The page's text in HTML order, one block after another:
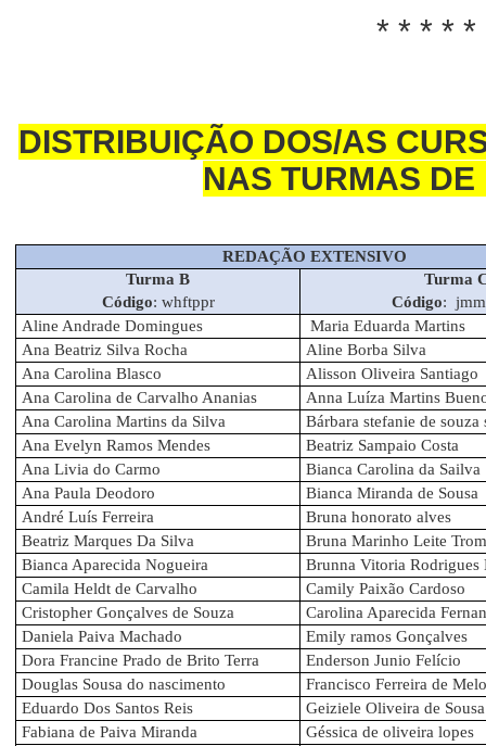
* * * * *
DISTRIBUIÇÃO DOS/AS
NAS TURMAS
REDAÇÃO EXTENSIVO
Turma B
Turma
Código: whftppr Código:
Aline Andrade Domingues
Maria Eduarda Martins
Ana Beatriz Silva Rocha
Aline Borba Silva
Ana Carolina Blasco
Alisson Oliveira Santiago
Ana Carolina de Carvalho Ananias
Anna Luíza Martins
Ana Carolina Martins da Silva
Bárbara stefanie de souza
Ana Evelyn Ramos Mendes
Beatriz Sampaio Costa
Ana Livia do Carmo
Bianca Carolina da Sailva
Ana Paula Deodoro
Bianca Miranda de Sousa
André Luís Ferreira
Bruna honorato alves
Beatriz Marques Da Silva
Bruna Marinho Leite
Bianca Aparecida Nogueira
Brunna Vitoria Rodrigues
Camila Heldt de Carvalho
Camily Paixão Cardoso
Cristopher Gonçalves de Souza
Carolina Aparecida
Daniela Paiva Machado
Emily ramos Gonçalves
Dora Francine Prado de Brito Terra
Enderson Junio Felício
Douglas Sousa do nascimento
Francisco Ferreira de
Eduardo Dos Santos Reis
Geiziele Oliveira de Sousa
Fabiana de Paiva Miranda
Géssica de oliveira lopes